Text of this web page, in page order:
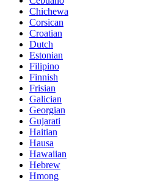
Chichewa
Corsican
Croatian
Dutch
Estonian
Filipino
Finnish
Frisian
Galician
Georgian
Gujarati
Haitian
Hausa
Hawaiian
Hebrew
Hmong